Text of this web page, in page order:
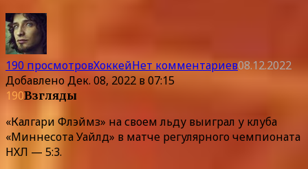
190 просмотровХоккейНет комментариев08.12.2022
ДобавленоДек. 08, 2022 в 07:15
190Взгляды
«Калгари Флэймз» на своем льду выиграл у клуба
«Миннесота Уайлд» в матче регулярного чемпионата
НХЛ — 5:3.